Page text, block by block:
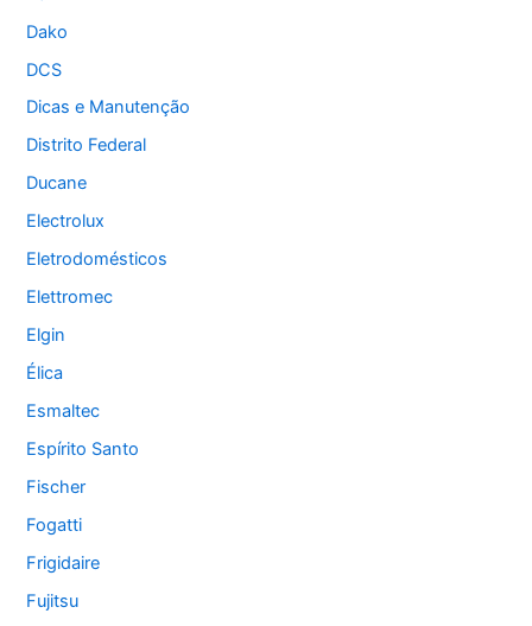
Dako
DCS
Dicas e Manutenção
Distrito Federal
Ducane
Electrolux
Eletrodomésticos
Elettromec
Elgin
Élica
Esmaltec
Espírito Santo
Fischer
Fogatti
Frigidaire
Fujitsu